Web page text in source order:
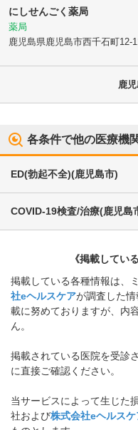
にしせんごく薬局
薬局
鹿児島県鹿児島市西千石町12-
鹿
各条件で他の医療機
ED(勃起不全)(鹿児島市)
COVID-19検査/治療(鹿児島
《掲載してい
掲載している各種情報は、
社eヘルスケアが調査した
載に努めておりますが、内
ん。
掲載されている医院を受診
に直接ご確認ください。
当サービスによって生じた
社および株式会社eヘルスケ